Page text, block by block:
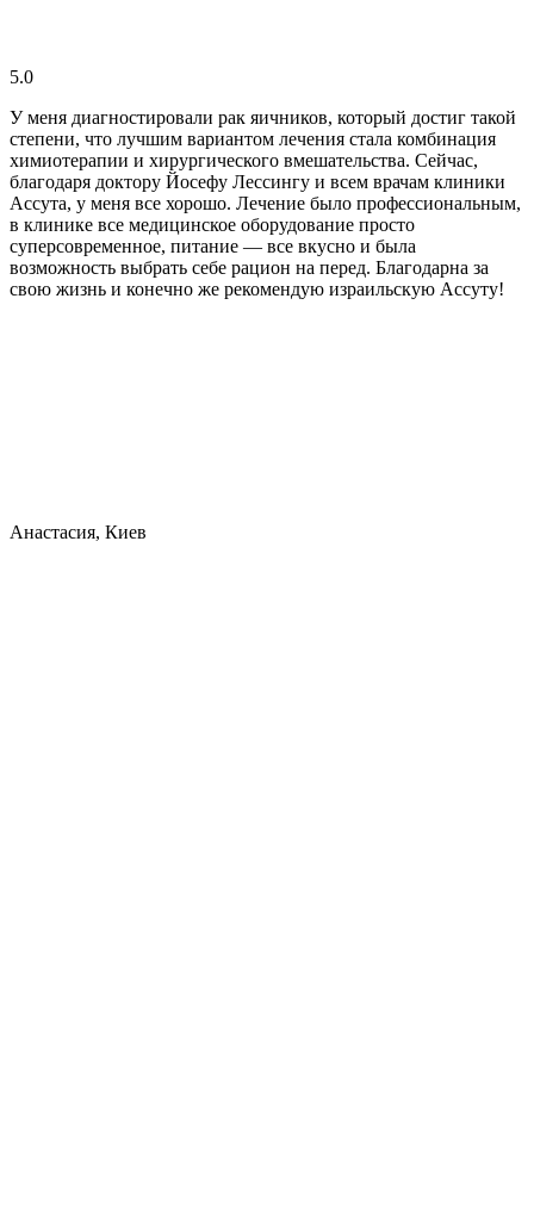
5.0
У меня диагностировали рак яичников, который достиг такой
степени, что лучшим вариантом лечения стала комбинация
химиотерапии и хирургического вмешательства. Сейчас,
благодаря доктору Йосефу Лессингу и всем врачам клиники
Ассута, у меня все хорошо. Лечение было профессиональным,
в клинике все медицинское оборудование просто
суперсовременное, питание — все вкусно и была
возможность выбрать себе рацион на перед. Благодарна за
свою жизнь и конечно же рекомендую израильскую Ассуту!
Анастасия, Киев